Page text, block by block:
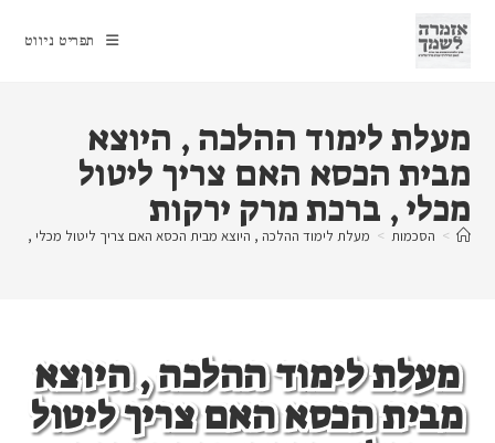
content
תפריט ניווט
מעלת לימוד ההלכה , היוצא
מבית הכסא האם צריך ליטול
מכלי , ברכת מרק ירקות
> הסכמות > מעלת לימוד ההלכה , היוצא מבית הכסא האם צריך ליטול מכלי ,
מעלת לימוד ההלכה , היוצא
מבית הכסא האם צריך ליטול